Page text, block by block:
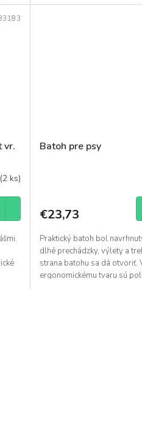
vr.
(2 ks)
Batoh pre psy
€23,73
Praktický batoh bol
dlhé prechádzky, výlety a
strana batohu sa dá otvoriť.
ergonomickému tvaru sú